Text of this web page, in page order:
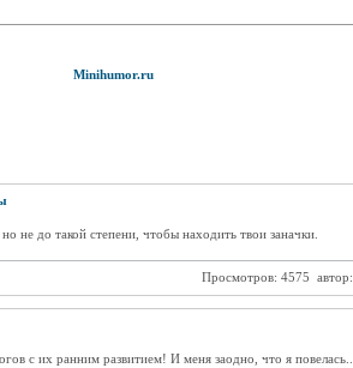
Minihumor.ru
не до такой степени, чтобы находить твои заначки.
Просмотров: 4575 автор:
с их ранним развитием! И меня заодно, что я повелась...